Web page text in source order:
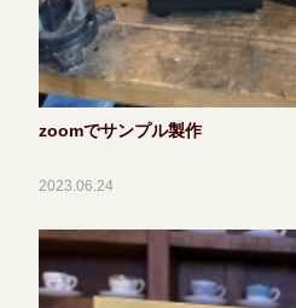
zoomでサンプル製作
2023.06.24